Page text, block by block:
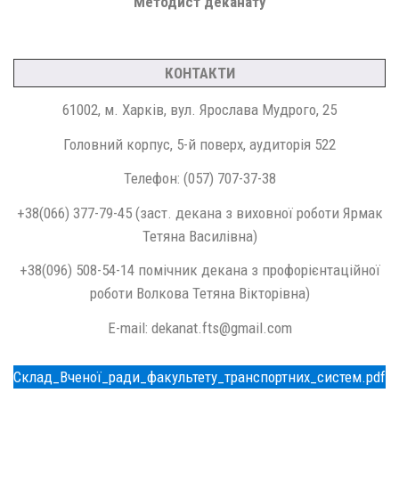
КОНТАКТИ
61002, м. Харків, вул. Ярослава Мудрого, 25
Головний корпус, 5-й поверх, аудиторія 522
Телефон: (057) 707-37-38
+38(066) 377-79-45 (заст. декана з виховної роботи Ярмак
Тетяна Василівна)
+38(096) 508-54-14 помічник декана з профорієнтаційної
роботи Волкова Тетяна Вікторівна)
E-mail: dekanat.fts@gmail.com
Склад_Вченої_ради_факультету_транспортних_систем.pdf